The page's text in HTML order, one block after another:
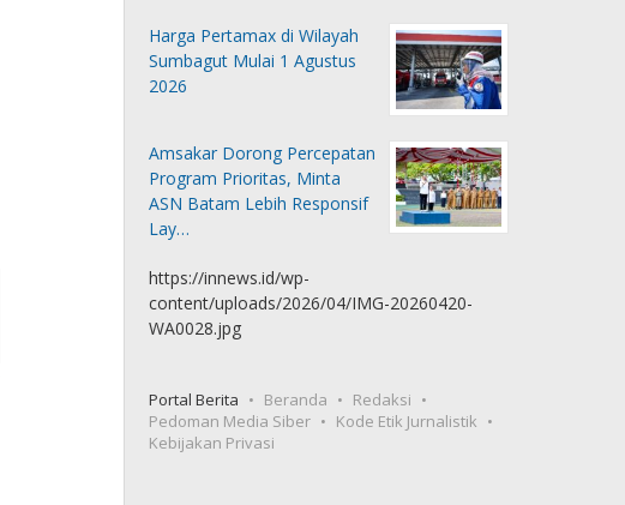
Harga Pertamax di Wilayah
Sumbagut Mulai 1 Agustus
2026
Amsakar Dorong Percepatan
Program Prioritas, Minta
ASN Batam Lebih Responsif
Lay…
https://innews.id/wp-
content/uploads/2026/04/IMG-20260420-
WA0028.jpg
Portal Berita Beranda
Redaksi
Pedoman Media Siber
Kode Etik Jurnalistik
Kebijakan Privasi